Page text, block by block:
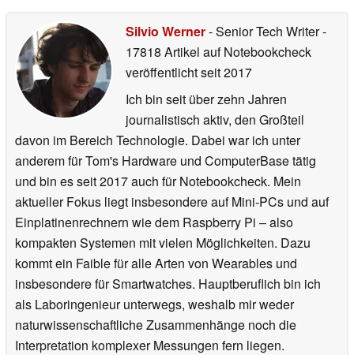
Silvio Werner- Senior Tech Writer-
17818 Artikel auf Notebookcheck
veröffentlichtseit 2017
Ich bin seit über zehn Jahren
journalistisch aktiv, den Großteil
davon im Bereich Technologie. Dabei war ich unter
anderem für Tom's Hardware und ComputerBase tätig
und bin es seit 2017 auch für Notebookcheck. Mein
aktueller Fokus liegt insbesondere auf Mini-PCs und auf
Einplatinenrechnern wie dem Raspberry Pi – also
kompakten Systemen mit vielen Möglichkeiten. Dazu
kommt ein Faible für alle Arten von Wearables und
insbesondere für Smartwatches. Hauptberuflich bin ich
als Laboringenieur unterwegs, weshalb mir weder
naturwissenschaftliche Zusammenhänge noch die
Interpretation komplexer Messungen fern liegen.